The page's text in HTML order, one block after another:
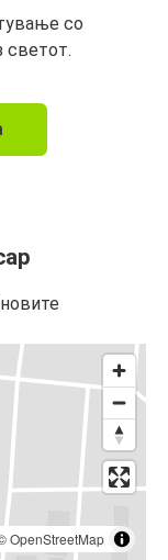
со
светот.
OpenStreetMap